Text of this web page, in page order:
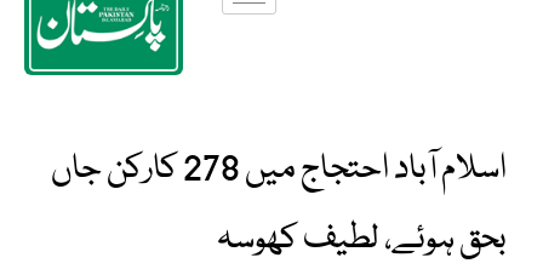
اسلام آباد احتجاج میں 278 کارکن جاں
بحق ہوئے، لطیف کھوسہ